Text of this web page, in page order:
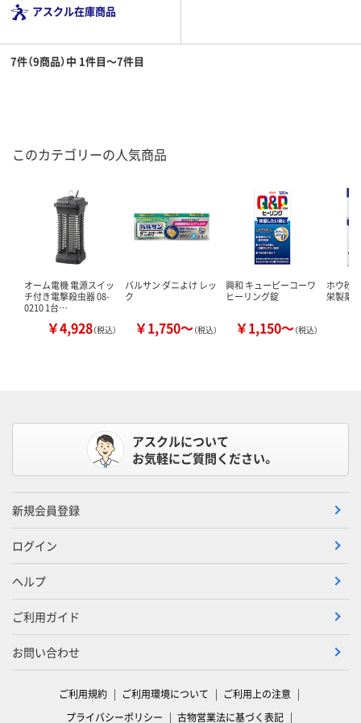
アスクル在庫商品
7件（9商品）中 1件目～7件目
このカテゴリーの人気商品
オーム電機 電源スイッ
チ付き電撃殺虫器 08-
0210 1台…
￥4,928（税込）
バルサン ダニよけ レッ
ク
￥1,750～（税込）
興和 キューピーコーワ
ヒーリング錠
￥1,150～（税込）
ホウ砂（
栄製薬
アスクルについて
お気軽にご質問ください。
新規会員登録
ログイン
ヘルプ
ご利用ガイド
お問い合わせ
ご利用規約 ご利用環境について
ご利用上の注意
プライバシーポリシー
古物営業法に基づく表記